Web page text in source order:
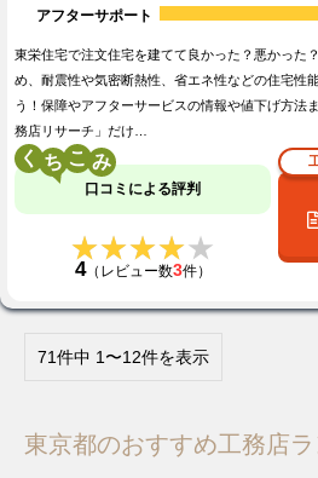
アフターサポート
東栄住宅で注文住宅を建てて良かった？悪かった
め、耐震性や気密断熱性、省エネ性などの住宅性
う！保障やアフターサービスの情報や値下げ方法
務店リサーチ」だけ…
く こ
口コミによる評判
★★★★★
★★★★★
4（レビュー数3件）
71件中 1〜12件を表示
東京都のおすすめ工務店